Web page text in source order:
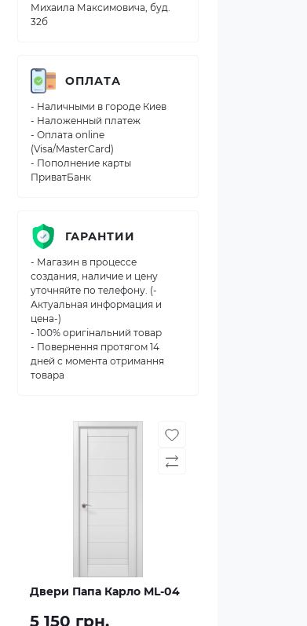
Михаила Максимовича, буд.
32б
ОПЛАТА
- Наличными в городе Киев
- Наложенный платеж
- Оплата online
(Visa/MasterCard)
- Пополнение карты
ПриватБанк
ГАРАНТИИ
- Магазин в процессе
создания, наличие и цену
уточняйте по телефону. (-
Актуальная информация и
цена-)
- 100% оригінальний товар
- Повернення протягом 14
дней с момента отримання
товара
Двери Папа Карло ML-04
5 150 грн.